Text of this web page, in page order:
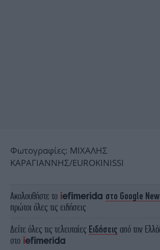
Φωτογραφίες: ΜΙΧΑΛΗΣ
ΚΑΡΑΓΙΑΝΝΗΣ/EUROKINISSI
Ακολουθήστε το στο Google
πρώτοι όλες τις ειδήσεις
Δείτε όλες τις τελευταίες Ειδήσεις από την
στο